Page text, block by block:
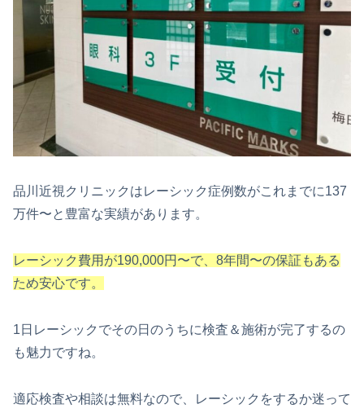
品川近視クリニックはレーシック症例数がこれまでに137
万件〜と豊富な実績があります。
レーシック費用が190,000円〜で、8年間〜の保証もある
ため安心です。
1日レーシックでその日のうちに検査＆施術が完了するの
も魅力ですね。
適応検査や相談は無料なので、レーシックをするか迷って